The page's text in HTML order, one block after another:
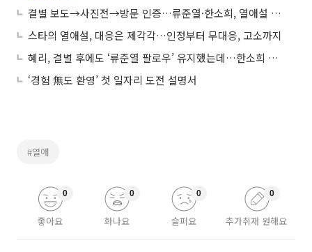
결별 보도→사진전→방문 인증…류준열·한소희, 열애설 시작은?
스타의 열애설, 대응은 제각각…인정부터 무대응, 고소까지
혜리, 결별 후에도 ‘류준열 팔로우’ 유지했는데…한소희 열애설에 ‘언팔’
‘경험 無도 환영’ 첫 일자리 도전 설명서
#열애
좋아요
0
화나요
0
슬퍼요
0
추가취재 원해요
0